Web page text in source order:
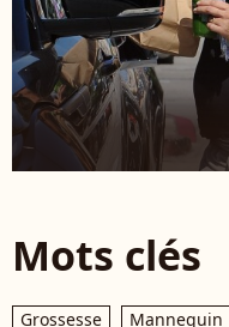
Mots clés
Grossesse Mannequin